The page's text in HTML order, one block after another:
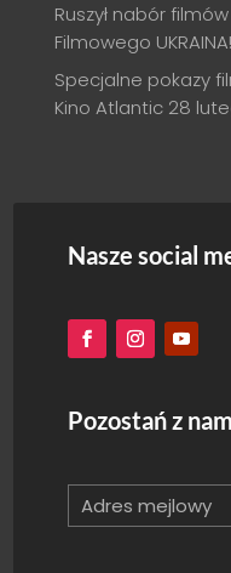
Ruszył nabór
Filmowego UKRAINA!
Specjalne pokazy
Kino Atlantic 28
Nasze social
Pozostań z